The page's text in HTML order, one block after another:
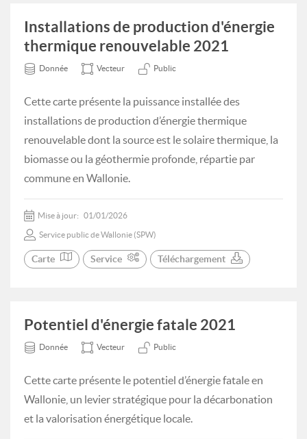
Installations de production d'énergie
thermique renouvelable 2021
Donnée Vecteur Public
Cette carte présente la puissance installée des
installations de production d’énergie thermique
renouvelable dont la source est le solaire thermique, la
biomasse ou la géothermie profonde, répartie par
commune en Wallonie.
Mise à jour: 01/01/2026
Service public de Wallonie (SPW)
Carte Service Téléchargement
Potentiel d'énergie fatale 2021
Donnée Vecteur Public
Cette carte présente le potentiel d’énergie fatale en
Wallonie, un levier stratégique pour la décarbonation
et la valorisation énergétique locale.